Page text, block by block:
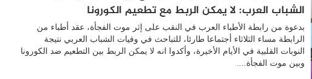
الشباب العرب: لا يمكن الربط مع تطعيم الكورونا
بدعوة من رابطة الأطباء العرب في النقب على إثر موت الفجأة، عقد أطباء من
الرابطة مساء الثلاثاء أجتماعا طارئا، للتباحث في وفيات الشباب العربي نتيجة
النوبات القلبية في الأيام الأخيرة، وأكدوا انه لا يمكن الربط بين التطعيم ضد الكورونا
وبين موت الفجأة....